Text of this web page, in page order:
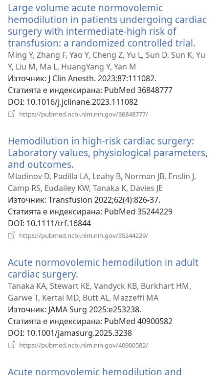
Large volume acute normovolemic
hemodilution in patients undergoing cardiac
surgery with intermediate-high risk of
transfusion: a randomized controlled trial.
нов
Ming Y, Zhang F, Yao Y, Cheng Z, Yu L, Sun D, Sun K, Yu
Y, Liu M, Ma L, HuangYang Y, Yan M
Източник‎: J Clin Anesth. 2023;87:111082.
Статията е индексирана‎: PubMed 36848777
DOI‎: 10.1016/j.jclinane.2023.111082
https://pubmed.ncbi.nlm.nih.gov/36848777/
Hemodilution in high-risk cardiac surgery:
Laboratory values, physiological parameters,
and outcomes.
нов
прозорец)
Mladinov D, Padilla LA, Leahy B, Norman JB, Enslin J,
Camp RS, Eudailey KW, Tanaka K, Davies JE
Източник‎: Transfusion 2022;62(4):826-37.
Статията е индексирана‎: PubMed 35244229
DOI‎: 10.1111/trf.16844
https://pubmed.ncbi.nlm.nih.gov/35244229/
Acute normovolemic hemodilution in adult
cardiac surgery.
нов
прозорец)
Tanaka KA, Stewart KE, Vandyck KB, Burkhart HM,
Garwe T, Kertai MD, Butt AL, Mazzeffi MA
Източник‎: JAMA Surg 2025:e253238.
Статията е индексирана‎: PubMed 40900582
DOI‎: 10.1001/jamasurg.2025.3238
https://pubmed.ncbi.nlm.nih.gov/40900582/
Acute normovolemic hemodilution and